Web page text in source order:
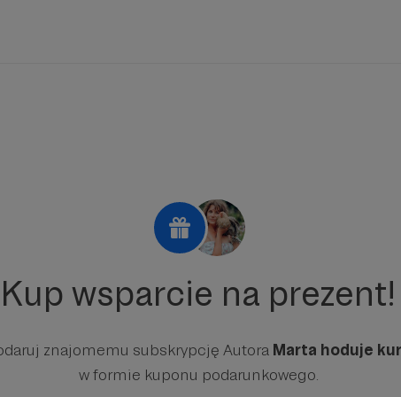
Kup wsparcie na prezent!
znajomemu subskrypcję Autora Marta hoduje
w formie kuponu podarunkowego.